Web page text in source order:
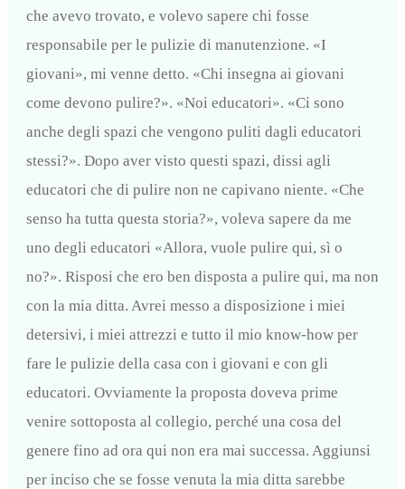
che avevo trovato, e volevo sapere chi fosse
responsabile per le pulizie di manutenzione. «I
giovani», mi venne detto. «Chi insegna ai giovani
come devono pulire?». «Noi educatori». «Ci sono
anche degli spazi che vengono puliti dagli educatori
stessi?». Dopo aver visto questi spazi, dissi agli
educatori che di pulire non ne capivano niente. «Che
senso ha tutta questa storia?», voleva sapere da me
uno degli educatori «Allora, vuole pulire qui, sì o
no?». Risposi che ero ben disposta a pulire qui, ma non
con la mia ditta. Avrei messo a disposizione i miei
detersivi, i miei attrezzi e tutto il mio know-how per
fare le pulizie della casa con i giovani e con gli
educatori. Ovviamente la proposta doveva prime
venire sottoposta al collegio, perché una cosa del
genere fino ad ora qui non era mai successa. Aggiunsi
per inciso che se fosse venuta la mia ditta sarebbe